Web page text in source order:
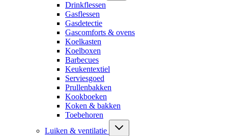
Drinkflessen
Gasflessen
Gasdetectie
Gascomforts & ovens
Koelkasten
Koelboxen
Barbecues
Keukentextiel
Serviesgoed
Prullenbakken
Kookboeken
Koken & bakken
Toebehoren
Luiken & ventilatie